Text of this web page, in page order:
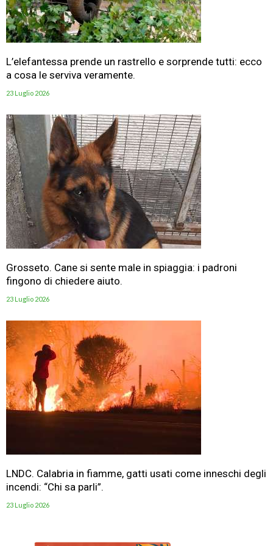
L’elefantessa prende un rastrello e sorprende tutti: ecco
a cosa le serviva veramente.
23 Luglio 2026
Grosseto. Cane si sente male in spiaggia: i padroni
fingono di chiedere aiuto.
23 Luglio 2026
LNDC. Calabria in fiamme, gatti usati come inneschi degli
incendi: “Chi sa parli”.
23 Luglio 2026